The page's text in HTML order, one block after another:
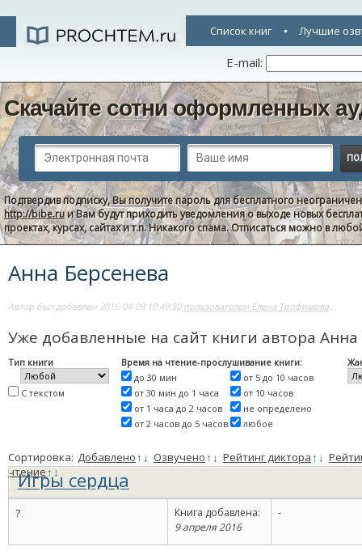
Список книг Лучшие
E-mail:
Скачайте сотни оформленных
Подтвердив подписку, Вы получите пароль для бесплатного
http://bibe.ruи Вам будут приходить уведомления о выходе новых
проектах, курсах, сайтах и т.п. Никакого спама. Отписаться можно в
Анна Берсенева
Автор был добавлен 2016-04-09 10:49:50 пользователем Елена Трофимова..
Уже добавленные на сайт книги автора Анна
Тип книги
С текстом
Время на чтение-прослушивание книги:
до 30 мин
от 30 мин до 1 часа
от 1 часа до 2 часов
от 2 часов до 5 часов
от 5 до 10 часов
от 10 часов
не определено
любое
Сортировка: Добавлено↑ ↓ Озвучено↑ ↓ Рейтинг диктора↑ ↓
чтение↑↓
Игры сердца
?
Книга добавлена:
9 апреля 2016
-